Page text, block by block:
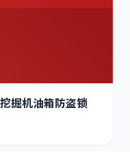
掘机油箱防盗锁